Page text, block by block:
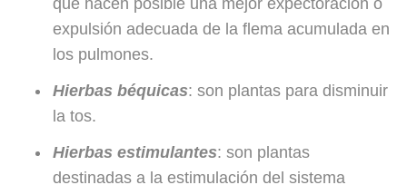
expulsión adecuada de la flema acumulada en
los pulmones.
Hierbas béquicas: son plantas para disminuir
la tos.
Hierbas estimulantes: son plantas
destinadas a la estimulación del sistema